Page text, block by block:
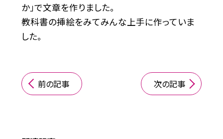
か」で文章を作りました。
教科書の挿絵をみてみんな上手に作っていま
した。
前の記事 次の記事